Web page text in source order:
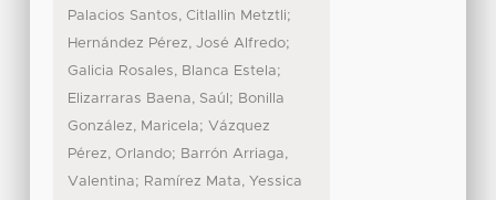
Palacios Santos, Citlallin Metztli;
Hernández Pérez, José Alfredo;
Galicia Rosales, Blanca Estela;
Elizarraras Baena, Saúl ; Bonilla
González, Maricela; Vázquez
Pérez, Orlando; Barrón Arriaga,
Valentina; Ramírez Mata, Yessica